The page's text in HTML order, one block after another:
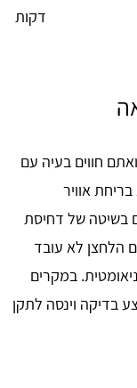
דקות
חווים בעיה עם
אוויר
בשיטה של דחיסת
הלחצן לא עובד
במקרים
בדיקה וינסה לתקן